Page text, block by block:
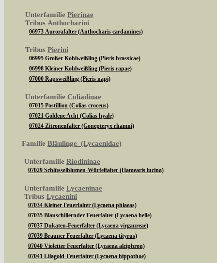
Unterfamilie Pierinae
Tribus Anthocharini
06973 Aurorafalter (Anthocharis cardamines)
Tribus Pierini
06995 Großer Kohlweißling (Pieris brassicae)
06998 Kleiner Kohlweißling (Pieris rapae)
07000 Rapsweißling (Pieris napi)
Unterfamilie Coliadinae
07015 Postillion (Colias croceus)
07021 Goldene Acht (Colias hyale)
07024 Zitronenfalter (Gonepteryx rhamni)
Familie Bläulinge (Lycaenidae)
Unterfamilie Riodininae
07029 Schlüsselblumen-Würfelfalter (Hamearis lucina)
Unterfamilie Lycaeninae
Tribus Lycaenini
07034 Kleiner Feuerfalter (Lycaena phlaeas)
07035 Blauschillernder Feuerfalter (Lycaena helle)
07037 Dukaten-Feuerfalter (Lycaena virgaureae)
07039 Brauner Feuerfalter (Lycaena tityrus)
07040 Violetter Feuerfalter (Lycaena alciphron)
07041 Lilagold-Feuerfalter (Lycaena hippothoe)